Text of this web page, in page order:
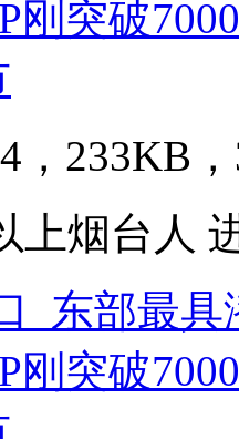
，233KB
上烟台人